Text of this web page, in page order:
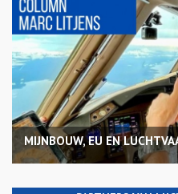
MIJNBOUW, EU EN